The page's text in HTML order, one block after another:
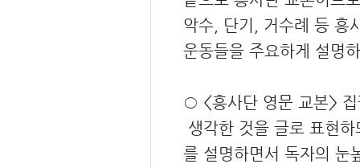
악수, 단기, 거수례 등 흥
운동들을 주요하게 설명
○ <흥사단 영문 교본>
생각한 것을 글로 표현
를 설명하면서 독자의 눈